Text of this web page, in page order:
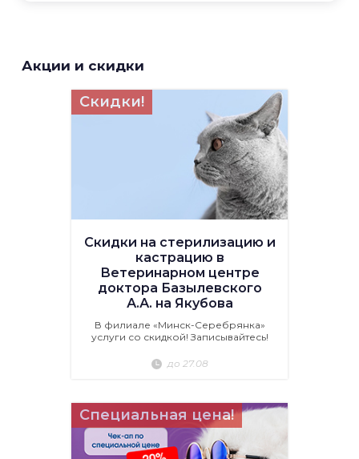
Акции и скидки
Скидки!
Скидки на стерилизацию и
кастрацию в
Ветеринарном центре
доктора Базылевского
А.А. на Якубова
В филиале «Минск-Серебрянка»
услуги со скидкой! Записывайтесь!
до 27.08
Специальная цена!